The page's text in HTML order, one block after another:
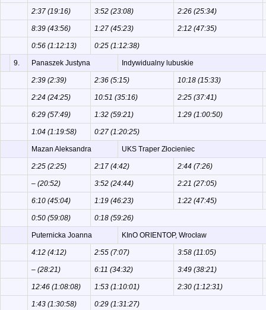
2:37 (19:16) 3:52 (23:08) 2:26 (25:34)
8:39 (43:56) 1:27 (45:23) 2:12 (47:35)
0:56 (1:12:13) 0:25 (1:12:38)
9. Panaszek Justyna Indywidualny lubuskie
2:39 (2:39) 2:36 (5:15) 10:18 (15:33)
2:24 (24:25) 10:51 (35:16) 2:25 (37:41)
6:29 (57:49) 1:32 (59:21) 1:29 (1:00:50)
1:04 (1:19:58) 0:27 (1:20:25)
Mazan Aleksandra UKS Traper Złocieniec
2:25 (2:25) 2:17 (4:42) 2:44 (7:26)
– (20:52) 3:52 (24:44) 2:21 (27:05)
6:10 (45:04) 1:19 (46:23) 1:22 (47:45)
0:50 (59:08) 0:18 (59:26)
Puternicka Joanna KInO ORIENTOP, Wrocław
4:12 (4:12) 2:55 (7:07) 3:58 (11:05)
– (28:21) 6:11 (34:32) 3:49 (38:21)
12:46 (1:08:08) 1:53 (1:10:01) 2:30 (1:12:31)
1:43 (1:30:58) 0:29 (1:31:27)